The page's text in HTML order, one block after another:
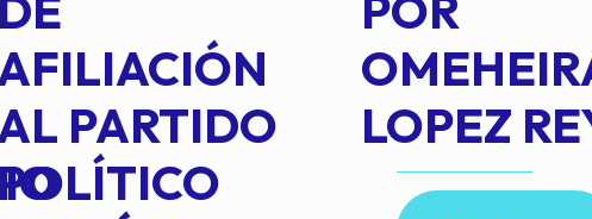
PARTIDO
LOPEZ